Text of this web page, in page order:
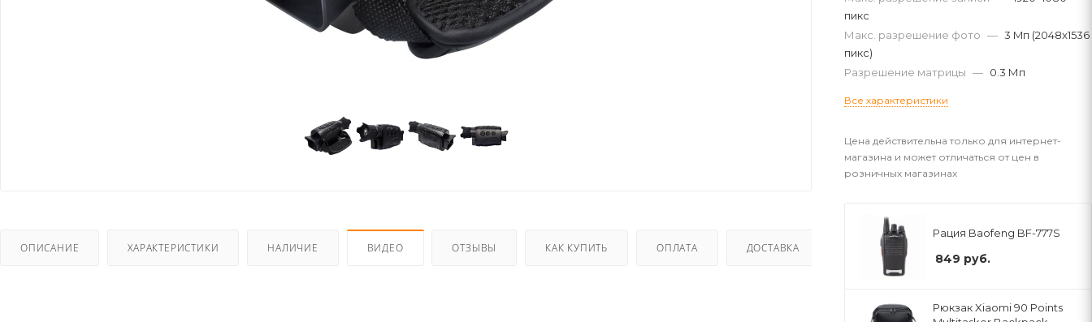
ОПИСАНИЕ ХАРАКТЕРИСТИКИ НАЛИЧИЕ ВИДЕО ОТЗЫВЫ КАК КУПИТЬ ОПЛАТА ДОСТАВКА
пикс
Макс. разрешение фото — 3 Mп (2048x1536
пикс)
Разрешение матрицы — 0.3 Мп
Все характеристики
Цена действительна только для интернет-
магазина и может отличаться от цен в
розничных магазинах
Рация Baofeng BF-777S
849 руб.
Рюкзак Xiaomi 90 Points